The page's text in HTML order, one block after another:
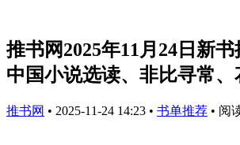
推书网2025年11月24日新
中国小说选读、非比寻常、
推书网 • 2025-11-24 14:23 • 书单推荐 • 阅